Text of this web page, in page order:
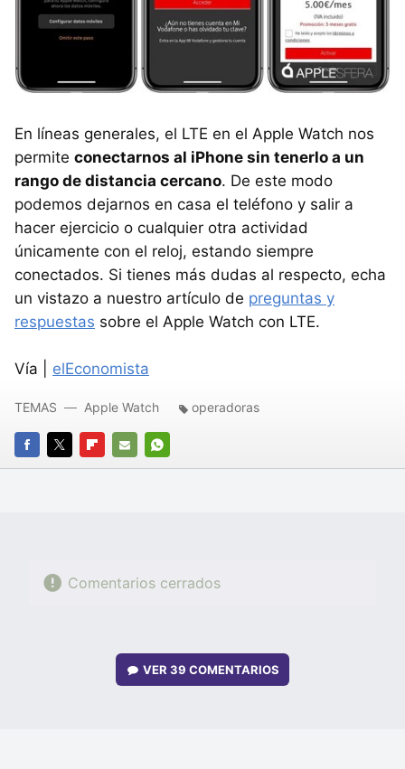
En líneas generales, el LTE en el Apple Watch nos
permite conectarnos al iPhone sin tenerlo a un
rango de distancia cercano. De este modo
podemos dejarnos en casa el teléfono y salir a
hacer ejercicio o cualquier otra actividad
únicamente con el reloj, estando siempre
conectados. Si tienes más dudas al respecto, echa
un vistazo a nuestro artículo de preguntas y
respuestas sobre el Apple Watch con LTE.
Vía | elEconomista
FACEBOOK
TWITTERFLIPBOARD
E-
WHATSAPP
TEMAS Apple Watch operadoras
Comentarios cerrados
VER39 COMENTARIOS